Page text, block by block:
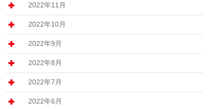
2022年11月
2022年10月
2022年9月
2022年8月
2022年7月
2022年6月